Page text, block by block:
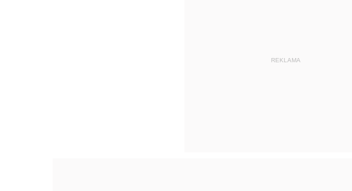
REKLAMA